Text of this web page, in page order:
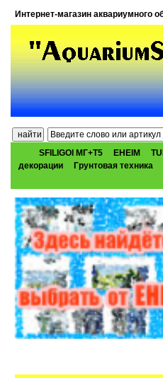
Интернет-магазин аквариумного
SFILIGOI МГ+Т5 EHEIM
декорации
Грунтовая техника